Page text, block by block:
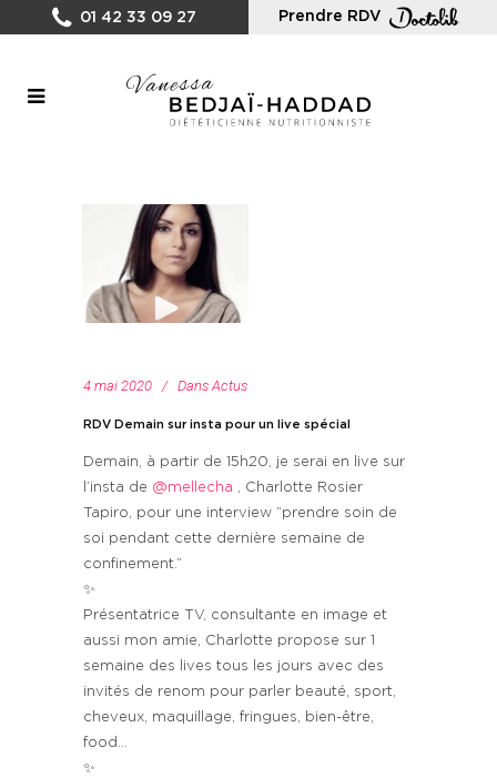
01 42 33 09 27 Prendre RDV
4 mai 2020 Dans Actus
RDV Demain sur insta pour un live spécial
Demain, à partir de 15h20, je serai en live sur
l’insta de @mellecha , Charlotte Rosier
Tapiro, pour une interview “prendre soin de
soi pendant cette dernière semaine de
confinement.”
✨
Présentatrice TV, consultante en image et
aussi mon amie, Charlotte propose sur 1
semaine des lives tous les jours avec des
invités de renom pour parler beauté, sport,
cheveux, maquillage, fringues, bien-être,
food…
✨